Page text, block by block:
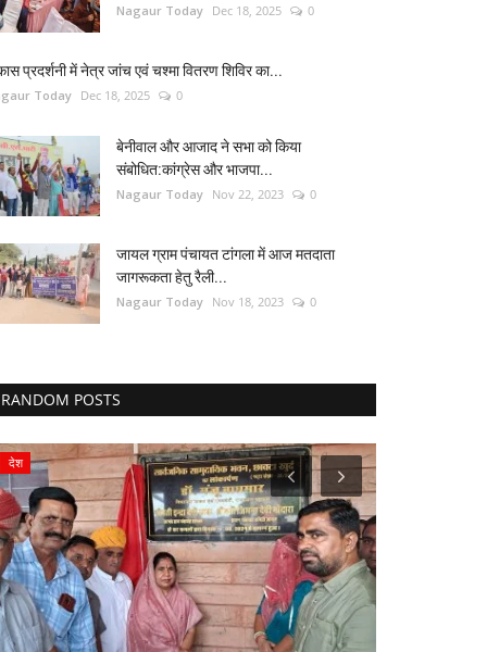
Nagaur Today Dec 18, 2025 0
प्रदर्शनी में नेत्र जांच एवं चश्मा वितरण शिविर का...
Today Dec 18, 2025 0
बेनीवाल और आजाद ने सभा को किया
संबोधित:कांग्रेस और भाजपा...
Nagaur Today Nov 22, 2023 0
जायल ग्राम पंचायत टांगला में आज मतदाता
जागरूकता हेतु रैली...
Nagaur Today Nov 18, 2023 0
RANDOM POSTS
देश